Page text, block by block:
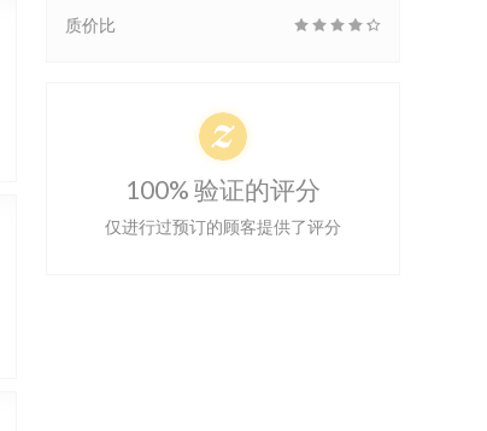
质价比
100% 验证的评分
仅进行过预订的顾客提供了评分